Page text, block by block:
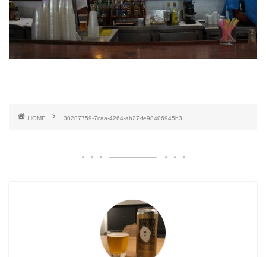
HOME 30287759-7caa-4264-ab27-fe98406945b3